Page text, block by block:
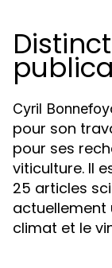
Cyril Bonnefoy
pour son
pour ses
viticulture. Il
25 articles
actuellement
climat et le